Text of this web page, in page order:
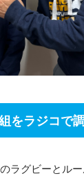
をラジコで
ラグビーとル